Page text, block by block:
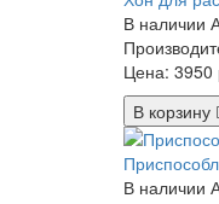
В наличии
Цена: 3950
В корзину
В наличии